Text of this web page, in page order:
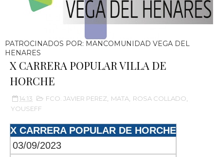
PATROCINADOS POR: MANCOMUNIDAD VEGA DEL
HENARES
X CARRERA POPULAR VILLA DE
HORCHE
14:13 FCO. JAVIER PEREZ MATA ROSA COLLADO
YOUSEFF
X CARRERA POPULAR DE HORCHE
03/09/2023